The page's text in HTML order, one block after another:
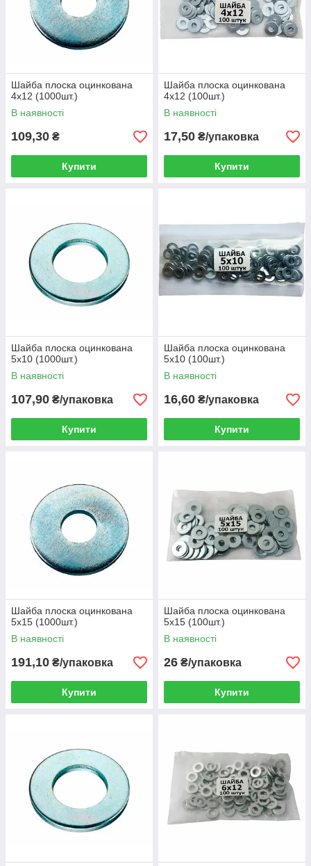
Шайба плоска оцинкована
4х12 (1000шт.)
В наявності
109,30 ₴
Купити
Шайба плоска оцинкована
4х12 (100шт.)
В наявності
17,50 ₴/упаковка
Купити
Шайба плоска оцинкована
5х10 (1000шт.)
В наявності
107,90 ₴/упаковка
Купити
Шайба плоска оцинкована
5х10 (100шт.)
В наявності
16,60 ₴/упаковка
Купити
Шайба плоска оцинкована
5х15 (1000шт.)
В наявності
191,10 ₴/упаковка
Купити
Шайба плоска оцинкована
5х15 (100шт.)
В наявності
26 ₴/упаковка
Купити